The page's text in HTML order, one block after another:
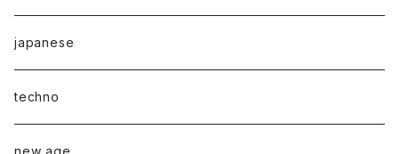
japanese
techno
new age